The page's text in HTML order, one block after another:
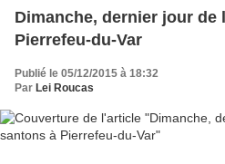
Dimanche, dernier jour de
Pierrefeu-du-Var
Publié le 05/12/2015 à 18:32
Par Lei Roucas